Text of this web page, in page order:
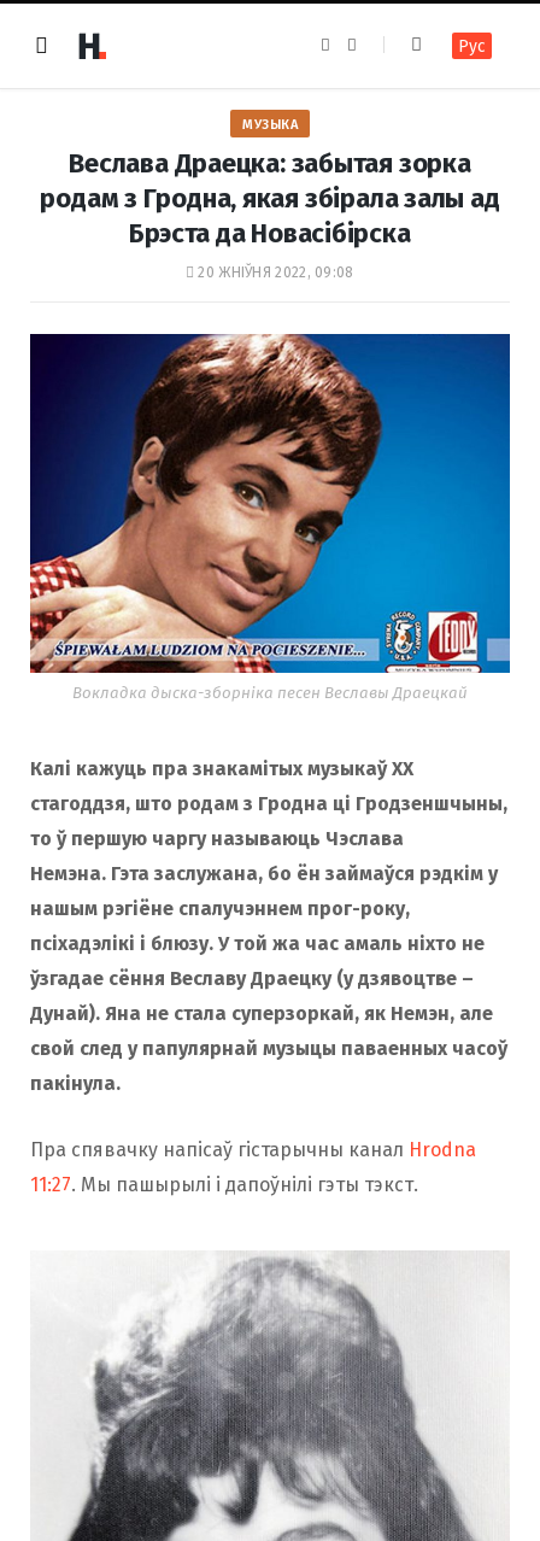
e
k
t
a
m
Рус
МУЗЫКА
Веслава Драецка: забытая зорка
родам з Гродна, якая збірала залы ад
Брэста да Новасібірска
20 ЖНІЎНЯ 2022, 09:08
Вокладка дыска-зборніка песен Веславы Драецкай
Калі кажуць пра знакамітых музыкаў ХХ
стагоддзя, што родам з Гродна ці Гродзеншчыны,
то ў першую чаргу называюць Чэслава
Немэна. Гэта заслужана, бо ён займаўся рэдкім у
нашым рэгіёне спалучэннем прог-року,
псіхадэлікі і блюзу. У той жа час амаль ніхто не
ўзгадае сёння Веславу Драецку (у дзявоцтве –
Дунай). Яна не стала суперзоркай, як Немэн, але
свой след у папулярнай музыцы паваенных часоў
пакінула.
Пра спявачку напісаў гістарычны канал Hrodna
11:27. Мы пашырылі і дапоўнілі гэты тэкст.